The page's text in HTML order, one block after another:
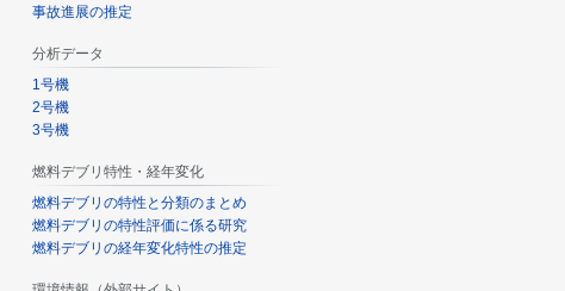
事故進展の推定
分析データ
1号機
2号機
3号機
燃料デブリ特性・経年変化
燃料デブリの特性と分類のまとめ
燃料デブリの特性評価に係る研究
燃料デブリの経年変化特性の推定